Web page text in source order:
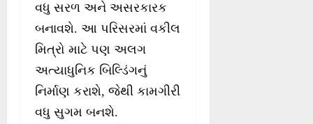
વધુ સરળ અને અસરકારક
બનાવશે. આ પરિસરમાં વકીલ
મિત્રો માટે પણ અલગ
અત્યાધુનિક બિલ્ડિંગનું
નિર્માણ કરાશે, જેથી કામગીરી
વધુ સુગમ બનશે.